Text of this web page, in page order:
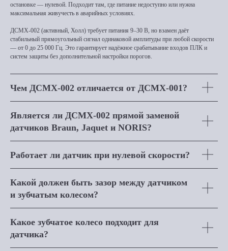
остановке — нулевой. Подходит там, где питание недоступно или нужна
максимальная живучесть в аварийных условиях.
ДСМХ-002 (активный, Холл) требует питания 9–30 В, но взамен даёт
стабильный прямоугольный сигнал одинаковой амплитуды при любой скорости
— от 0 до 25 000 Гц. Это гарантирует надёжное срабатывание входов ПЛК и
систем защиты без дополнительной настройки порогов.
Чем ДСМХ-002 отличается от ДСМХ-001?
Является ли ДСМХ-002 прямой заменой
датчиков Braun, Jaquet и NORIS?
Работает ли датчик при нулевой скорости?
Какой должен быть зазор между датчиком
и зубчатым колесом?
Какое зубчатое колесо подходит для
датчика?